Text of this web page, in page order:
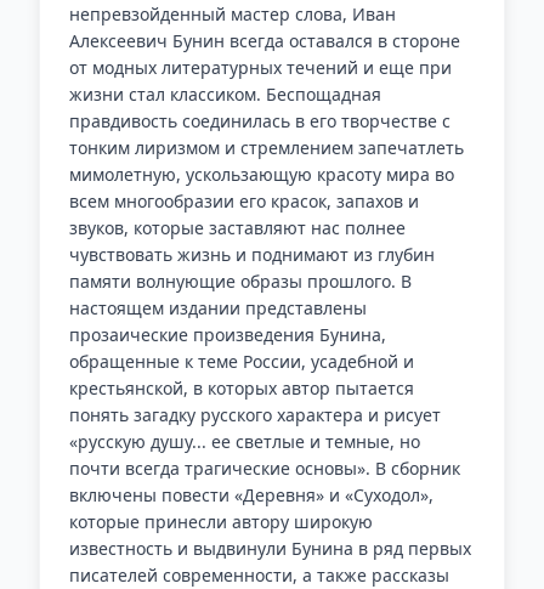
непревзойденный мастер слова, Иван
Алексеевич Бунин всегда оставался в стороне
от модных литературных течений и еще при
жизни стал классиком. Беспощадная
правдивость соединилась в его творчестве с
тонким лиризмом и стремлением запечатлеть
мимолетную, ускользающую красоту мира во
всем многообразии его красок, запахов и
звуков, которые заставляют нас полнее
чувствовать жизнь и поднимают из глубин
памяти волнующие образы прошлого. В
настоящем издании представлены
прозаические произведения Бунина,
обращенные к теме России, усадебной и
крестьянской, в которых автор пытается
понять загадку русского характера и рисует
«русскую душу... ее светлые и темные, но
почти всегда трагические основы». В сборник
включены повести «Деревня» и «Суходол»,
которые принесли автору широкую
известность и выдвинули Бунина в ряд первых
писателей современности, а также рассказы